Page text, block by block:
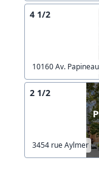
4 1/2
10160 Av. Papineau
2 1/2
3454 rue Aylmer